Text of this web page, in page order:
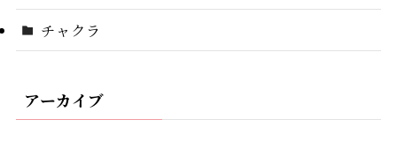
チャクラ
アーカイブ